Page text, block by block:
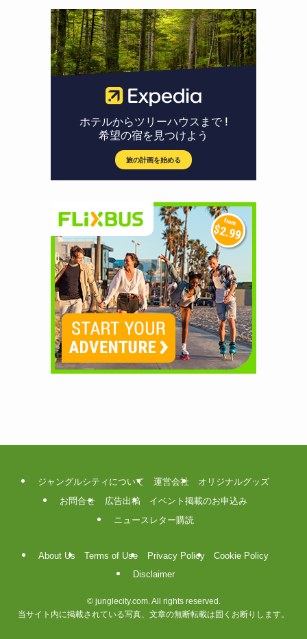
ジャングルシティについて 運営会社
オリジナルグッズ
お問合せ
広告出稿
イベント掲載のお申込み
ニュースレター購読
About Us Terms of Use Privacy Policy
Cookie Policy
Disclaimer
©junglecity.com. All rights reserved.
当サイト内に掲載されている写真、文章の無断転載は固くお断りします。